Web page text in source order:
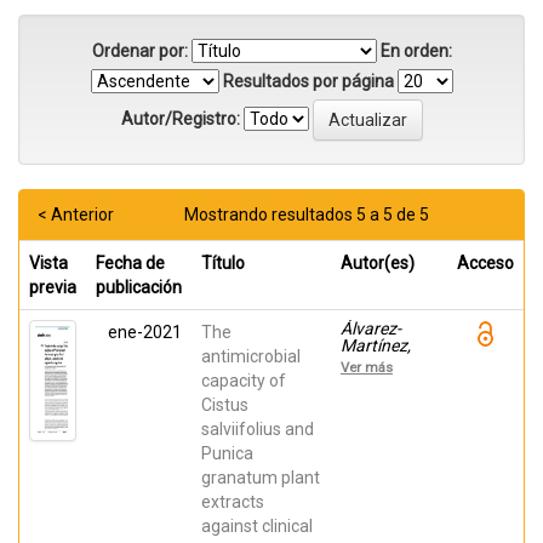
Ordenar por:
En orden:
Resultados por página
Autor/Registro:
Mostrando resultados 5 a 5 de 5
< Anterior
Vista
previa
Fecha de
publicación
Título Autor(es) Acceso
ene-2021
The
antimicrobial
capacity of
Cistus
salviifolius and
Punica
granatum plant
extracts
against clinical
Álvarez-
Martínez,
Francisco
Javier;
Ver más